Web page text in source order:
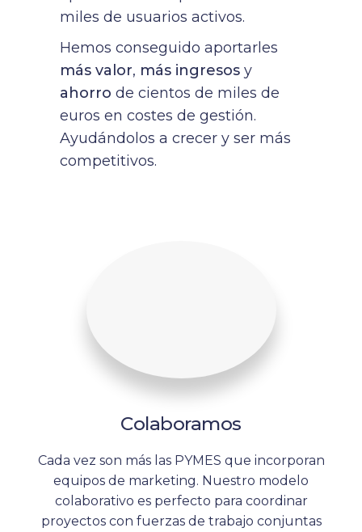
miles de usuarios activos.
Hemos conseguido aportarles
más valor, más ingresos y
ahorro de cientos de miles de
euros en costes de gestión.
Ayudándolos a crecer y ser más
competitivos.
Colaboramos
Cada vez son más las PYMES que incorporan
equipos de marketing. Nuestro modelo
colaborativo es perfecto para coordinar
proyectos con fuerzas de trabajo conjuntas